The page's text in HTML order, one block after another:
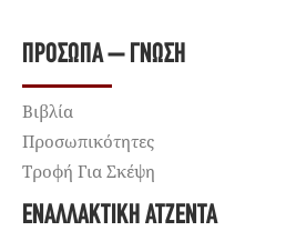
ΠΡΌΣΩΠΑ – ΓΝΏΣΗ
Βιβλία
Προσωπικότητες
Τροφή Για Σκέψη
ΕΝΑΛΛΑΚΤΙΚΉ ΑΤΖΈΝΤΑ